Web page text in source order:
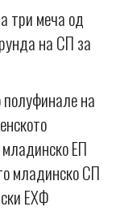
три меча од
на СП за
полуфинале на
ЕП
младинско СП
ЕХФ